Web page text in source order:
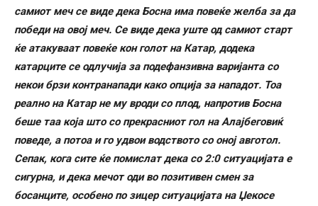
самиот меч се виде дека Босна има повеќе желба за да
победи на овој меч. Се виде дека уште од самиот старт
ќе атакуваат повеќе кон голот на Катар, додека
катарците се одлучија за подефанзивна варијанта со
некои брзи контранапади како опција за нападот. Тоа
реално на Катар не му вроди со плод, напротив Босна
беше таа која што со прекрасниот гол на Алајбеговиќ
поведе, а потоа и го удвои водството со оној авготол.
Сепак, кога сите ќе помислат дека со 2:0 ситуацијата е
сигурна, и дека мечот оди во позитивен смен за
босанците, особено по зицер ситуацијата на Џекосе